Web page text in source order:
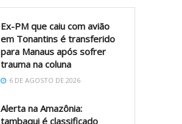
Ex-PM que caiu com avião
em Tonantins é transferido
para Manaus após sofrer
trauma na coluna
6 DE AGOSTO DE 2026
Alerta na Amazônia:
tambaqui é classificado